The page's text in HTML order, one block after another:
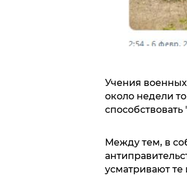
Учения
около недели
Между тем, в
усматривают